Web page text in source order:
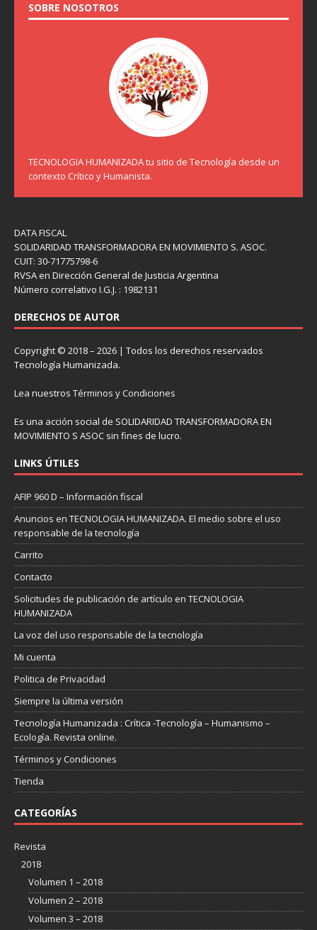
SOBRE NOSOTROS
TECNOLOGIA HUMANIZADA tu sitio de Tecnología desde un
contexto Crítico y Humanista.
DATA FISCAL
SOLIDARIDAD TRANSFORMADORA EN MOVIMIENTO S. ASOC.
CUIT: 30-71775798-6
RVSA en Dirección General de Justicia Argentina
Número correlativo I.G.J. : 1982131
DERECHOS DE AUTOR
Copyright © 2018 – 2026 | Todos los derechos reservados
Tecnología Humanizada.
Lea nuestros Términos y Condiciones
Es una acción social de SOLIDARIDAD TRANSFORMADORA EN
MOVIMIENTO S ASOC sin fines de lucro.
LINKS ÚTILES
AFIP 960 D – Información fiscal
Anuncios en TECNOLOGIA HUMANIZADA. El medio sobre el uso
responsable de la tecnología
Carrito
Contacto
Solicitudes de publicación de artículo en TECNOLOGIA
HUMANIZADA
La voz del uso responsable de la tecnología
Mi cuenta
Politica de Privacidad
Siempre la última versión
Tecnología Humanizada : Crítica -Tecnología – Humanismo –
Ecología. Revista online.
Términos y Condiciones
Tienda
CATEGORÍAS
Revista
2018
Volumen 1 – 2018
Volumen 2 – 2018
Volumen 3 – 2018